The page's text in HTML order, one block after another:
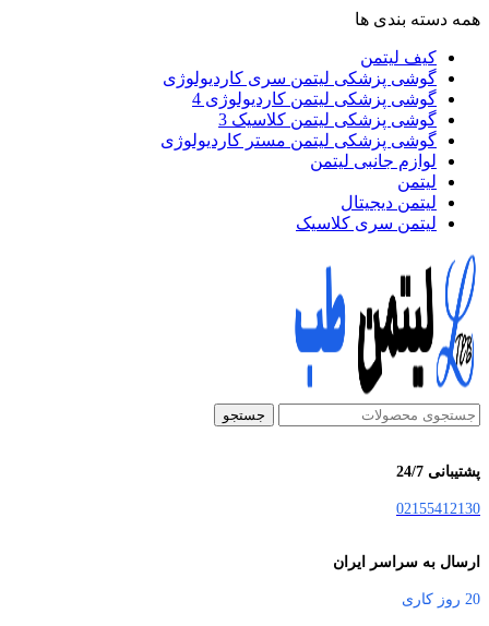
همه دسته بندی ها
کیف لیتمن
گوشی پزشکی لیتمن سری کاردیولوژی
گوشی پزشکی لیتمن کاردیولوژی 4
گوشی پزشکی لیتمن کلاسیک 3
گوشی پزشکی لیتمن مستر کاردیولوژی
لوازم جانبی لیتمن
لیتمن
لیتمن دیجیتال
لیتمن سری کلاسیک
جستجو
پشتیبانی 24/7
02155412130
ارسال به سراسر ایران
20 روز کاری